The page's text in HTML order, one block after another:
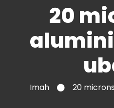
20
Imah 20